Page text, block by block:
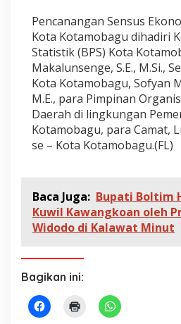
Pencanangan Sensus
Kota Kotamobagu dihadiri
Statistik (BPS) Kota
Makalunsenge, S.E., M.Si.,
Kota Kotamobagu, Sofyan
M.E., para Pimpinan
Daerah di lingkungan
Kotamobagu, para Camat,
se – Kota Kotamobagu.(FL)
Baca Juga: Bupati Boltim
Kuwil Kawangkoan oleh
Widodo di Kalawat Minut
Bagikan ini: